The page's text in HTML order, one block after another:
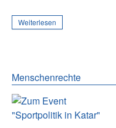
Weiterlesen
Menschenrechte